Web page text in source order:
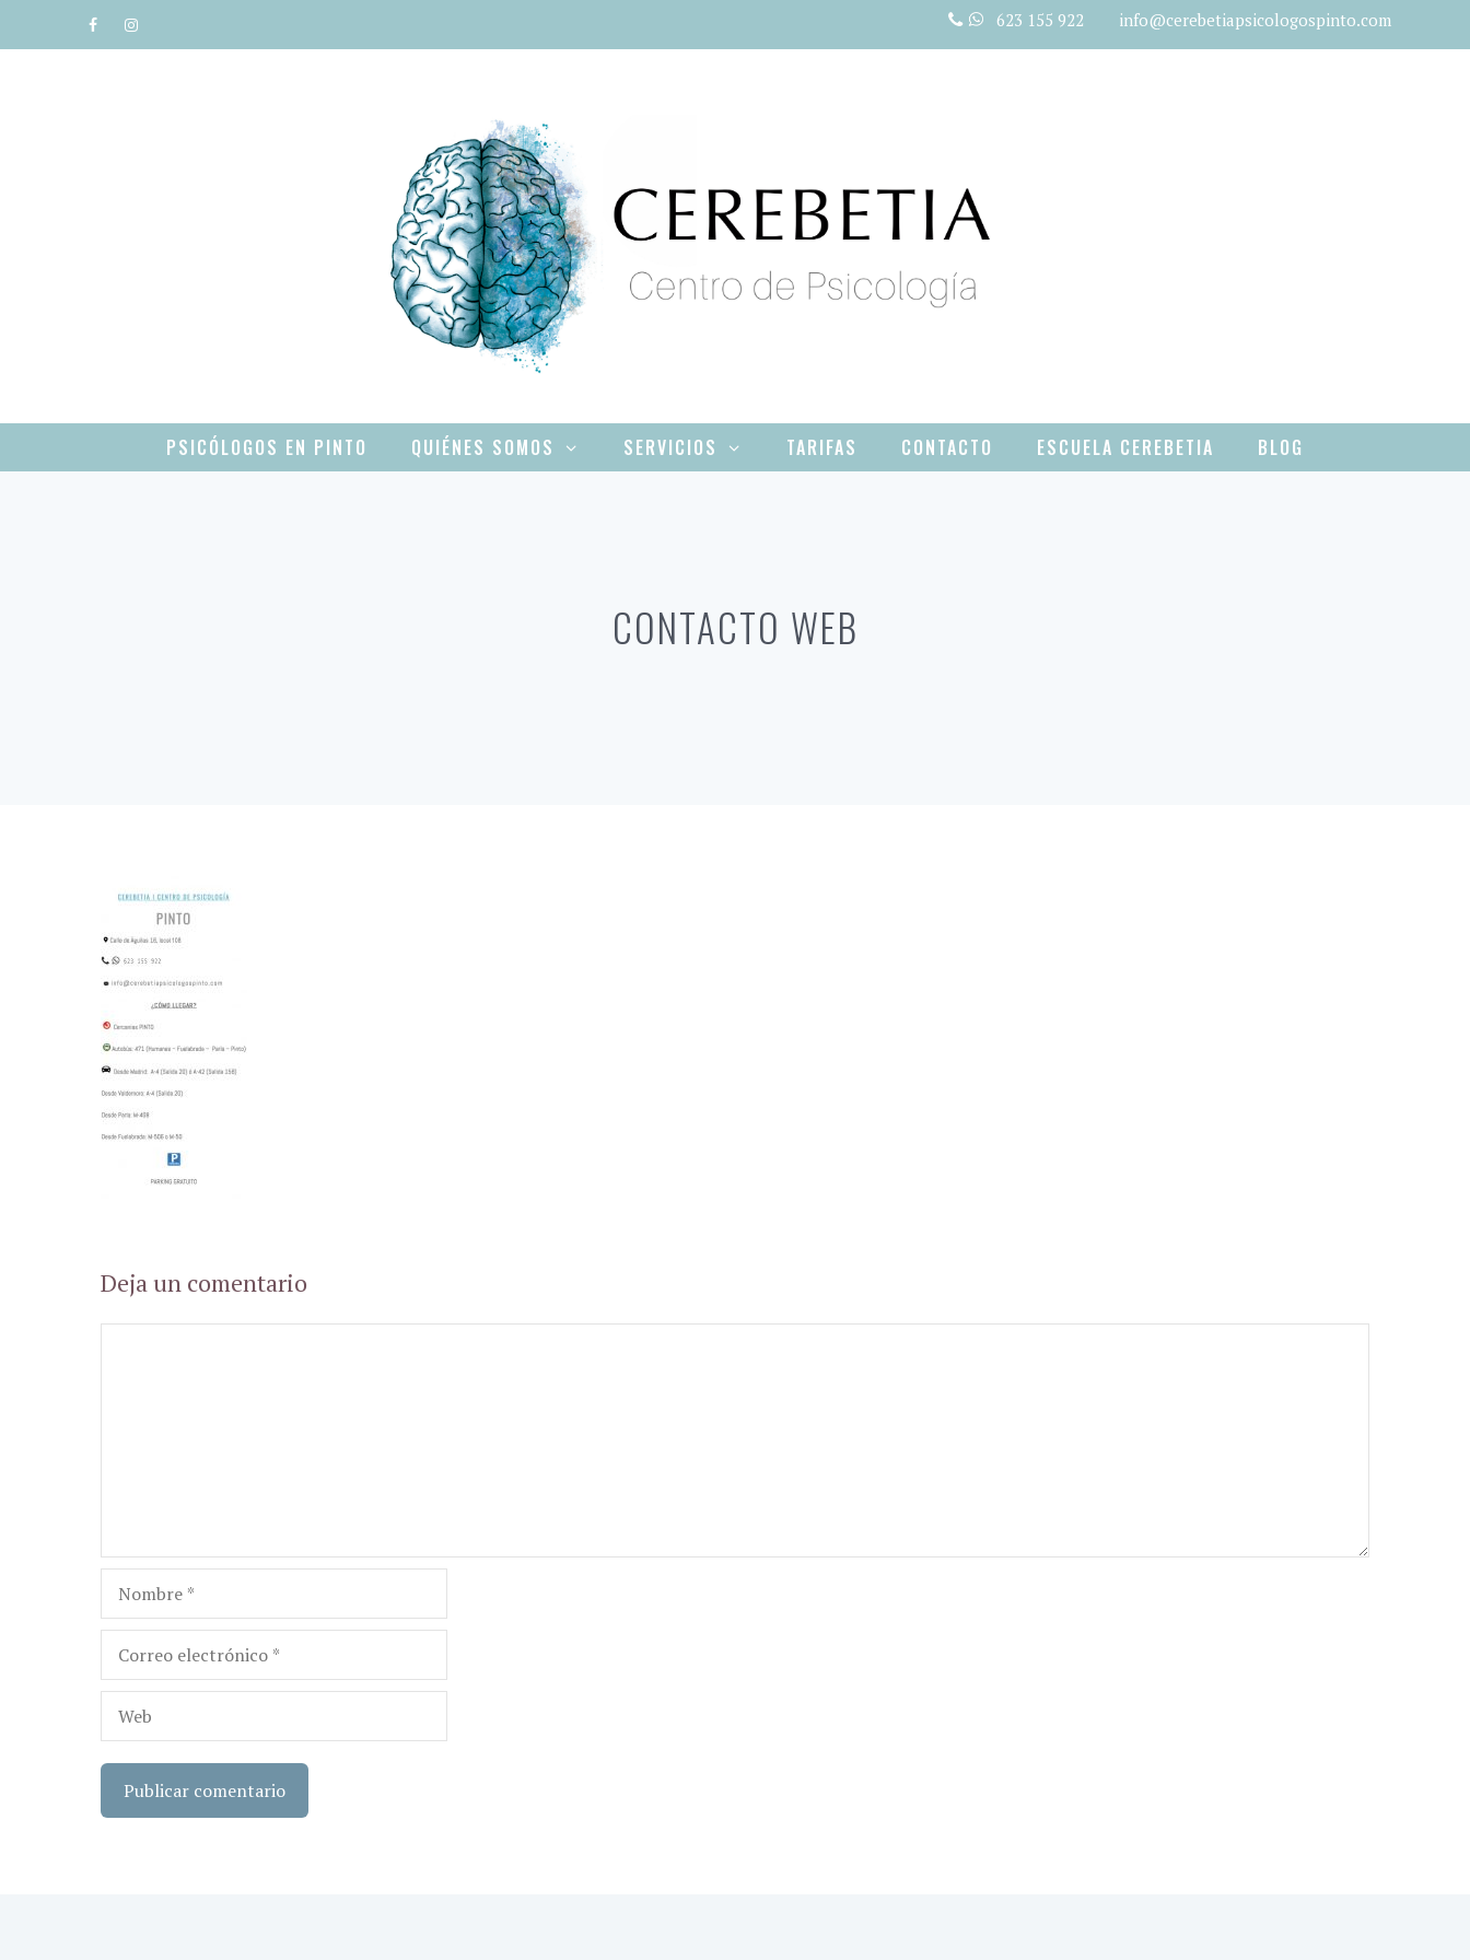
al
623 155 922 info@cerebetiapsicologospinto.com
PSICÓLOGOS EN PINTO QUIÉNES SOMOS SERVICIOS TARIFAS CONTACTO ESCUELA CEREBETIA BLOG
CONTACTO WEB
Deja un comentario
Nombre
Correo
electrónico
Web